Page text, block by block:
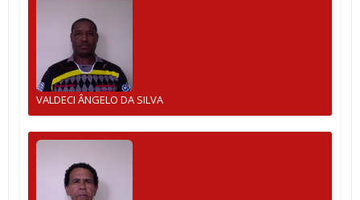
VALDECI ÂNGELO DA SILVA